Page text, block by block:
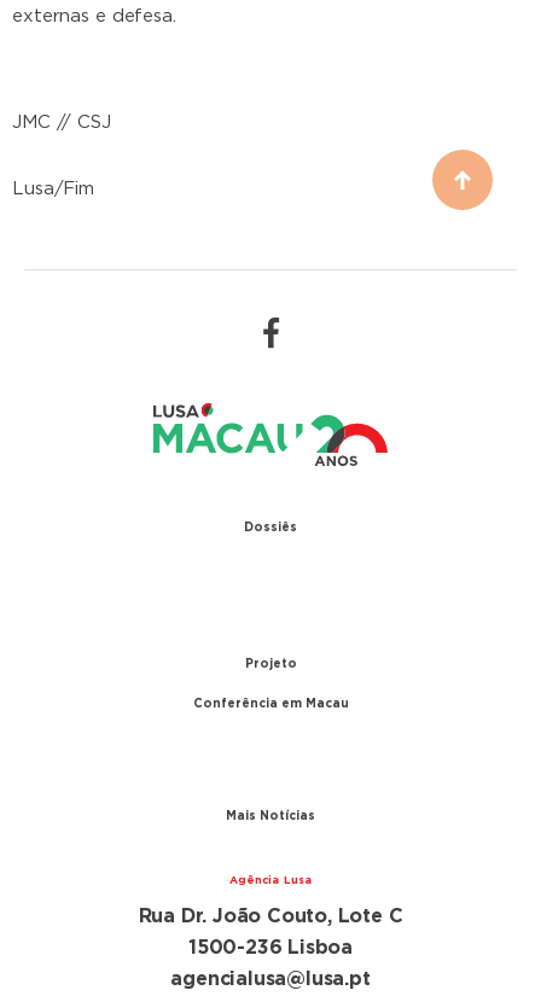
externas e defesa.
JMC // CSJ
Lusa/Fim
Dossiês
Projeto
Conferência em Macau
Mais Notícias
Agência Lusa
Rua Dr. João Couto, Lote C
1500-236 Lisboa
agencialusa@lusa.pt